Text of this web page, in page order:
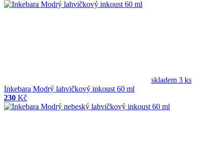
skladem 3 ks
Inkebara Modrý lahvičkový inkoust 60 ml
230 Kč